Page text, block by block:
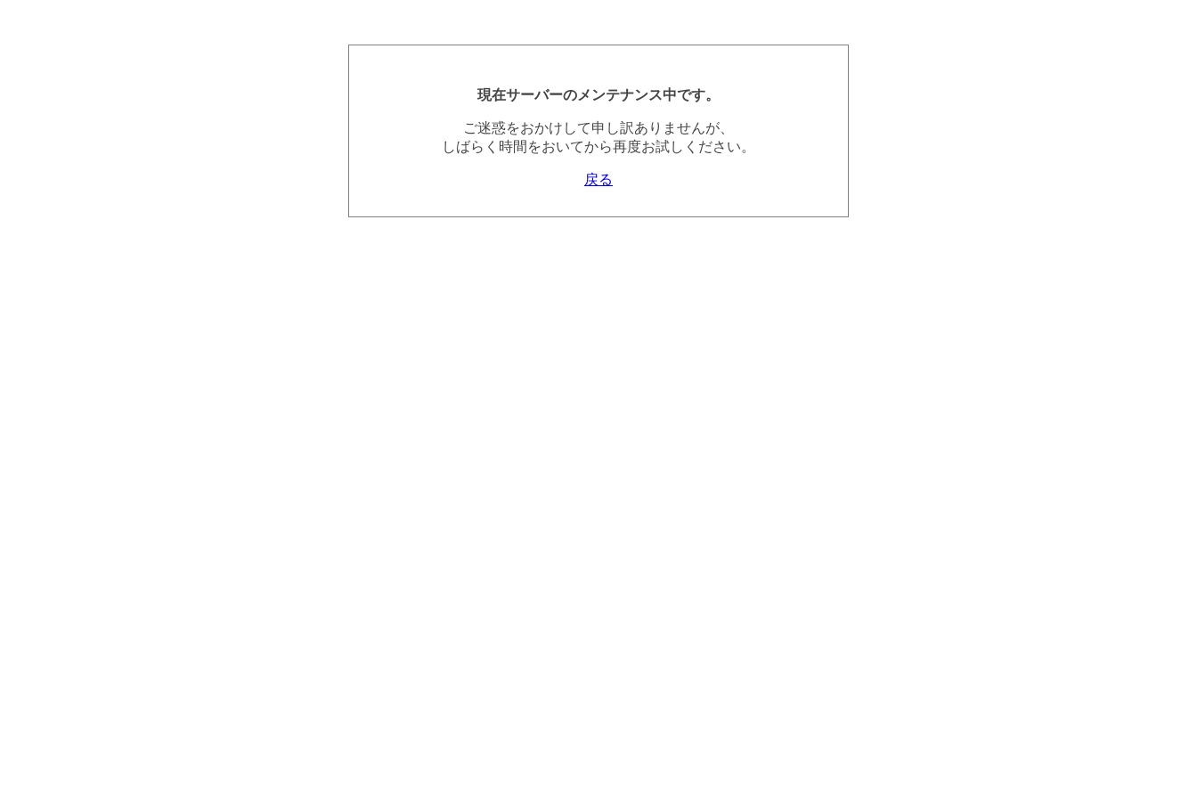
現在サーバーのメンテナンス中です。
ご迷惑をおかけして申し訳ありませんが、
しばらく時間をおいてから再度お試しください。
戻る